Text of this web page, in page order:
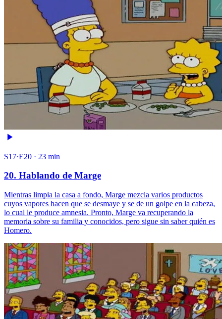
S17·E20 · 23 min
20. Hablando de Marge
Mientras limpia la casa a fondo, Marge mezcla varios productos
cuyos vapores hacen que se desmaye y se de un golpe en la cabeza,
lo cual le produce amnesia. Pronto, Marge va recuperando la
memoria sobre su familia y conocidos, pero sigue sin saber quién es
Homero.